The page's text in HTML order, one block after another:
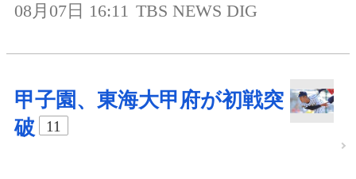
08月07日 16:11 TBS NEWS DIG
甲子園、東海大甲府が初戦突
破
11